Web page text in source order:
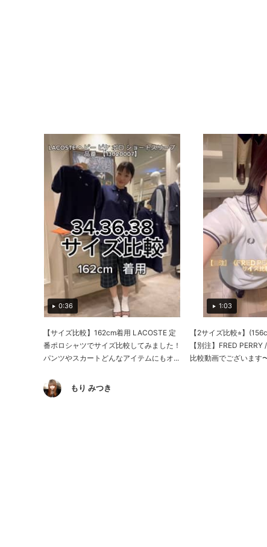
0:36
【サイズ比較】162cm着用 LACOSTE 定
番ポロシャツでサイズ比較してみました！
パンツやスカートどんなアイテムにもオ...
もり みつき
1:03
【2サイズ比較⭐︎】
【別注】FRED
比較動画でございます